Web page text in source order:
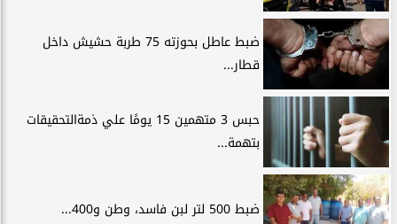
ضبط عاطل بحوزته 75 طربة حشيش داخل
قطار...
حبس 3 متهمين 15 يومًا علي ذمةالتحقيقات
بتهمة...
ضبط 500 لتر لبن فاسد، وطن و400...